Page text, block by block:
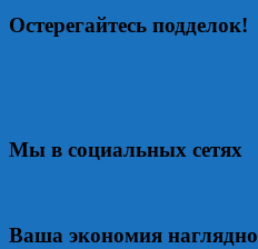
Остерегайтесь подделок!
Мы в социальных сетях
Ваша экономия наглядно